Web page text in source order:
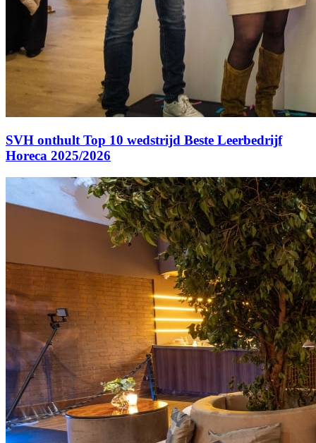
SVH onthult Top 10 wedstrijd Beste Leerbedrijf
Horeca 2025/2026